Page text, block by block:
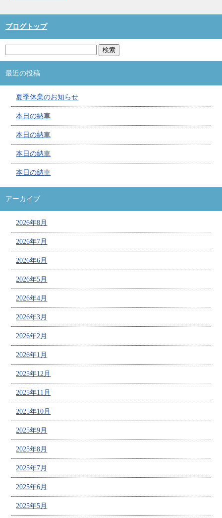
ブログトップ
最近の投稿
夏季休業のお知らせ
本日の納車
本日の納車
本日の納車
本日の納車
アーカイブ
2026年8月
2026年7月
2026年6月
2026年5月
2026年4月
2026年3月
2026年2月
2026年1月
2025年12月
2025年11月
2025年10月
2025年9月
2025年8月
2025年7月
2025年6月
2025年5月